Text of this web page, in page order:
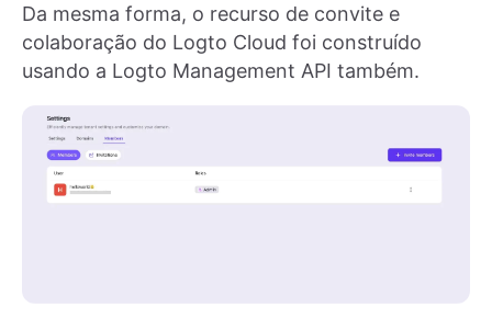
Da mesma forma, o recurso de convite e
colaboração do Logto Cloud foi construído
usando a Logto Management API também.